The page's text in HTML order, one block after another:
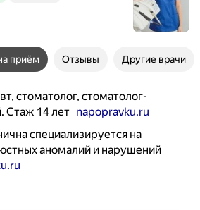
приём Отзывы Другие врачи
стоматолог, стоматолог-
Стаж 14 лет napopravku.ru
специализируется на
аномалий и нарушений